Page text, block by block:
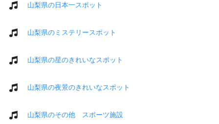
山梨県の日本一スポット
山梨県のミステリースポット
山梨県の星のきれいなスポット
山梨県の夜景のきれいなスポット
山梨県のその他 スポーツ施設